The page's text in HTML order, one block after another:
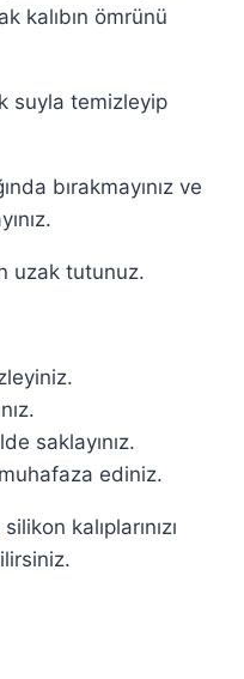
kalıbın ömrünü
suyla temizleyip
bırakmayınız ve
uzak tutunuz.
saklayınız.
ediniz.
kalıplarınızı